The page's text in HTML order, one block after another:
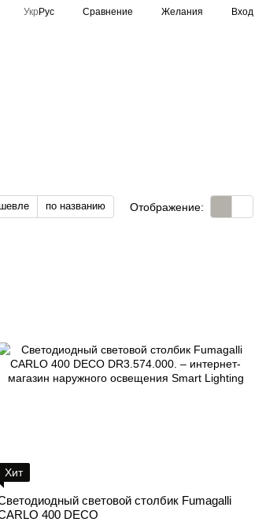
Укр Рус Сравнение Желания Вход
по названию Отображение:
Хит
световой столбик Fumagalli
400 DECO